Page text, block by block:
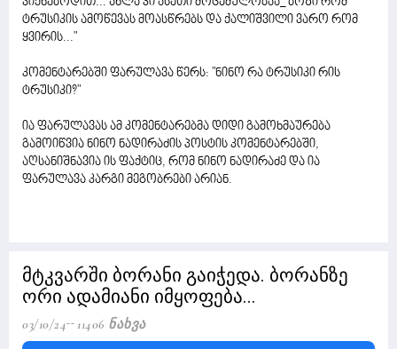
ტრუსიკის ამოწევას მოასწრებს და ქალიშვილი ვარო რომ
ყვირის..."
კომენტარებში ფარულავა წერს: "ნინო რა ტრუსიკი რის
ტრუსიკი?"
ია ფარულავას ამ კომენტარებმა დიდი გამოხმაურება
გამოიწვია ნინო ნადირაძის პოსტის კომენტარებში,
აღსანიშნავია ის ფაქტიც, რომ ნინო ნადირაძე და ია
ფარულავა კარგი მეგობრები არიან.
მტკვარში ბორანი გაიჭედა. ბორანზე
ორი ადამიანი იმყოფება...
03/10/24 11406 Ნახვა